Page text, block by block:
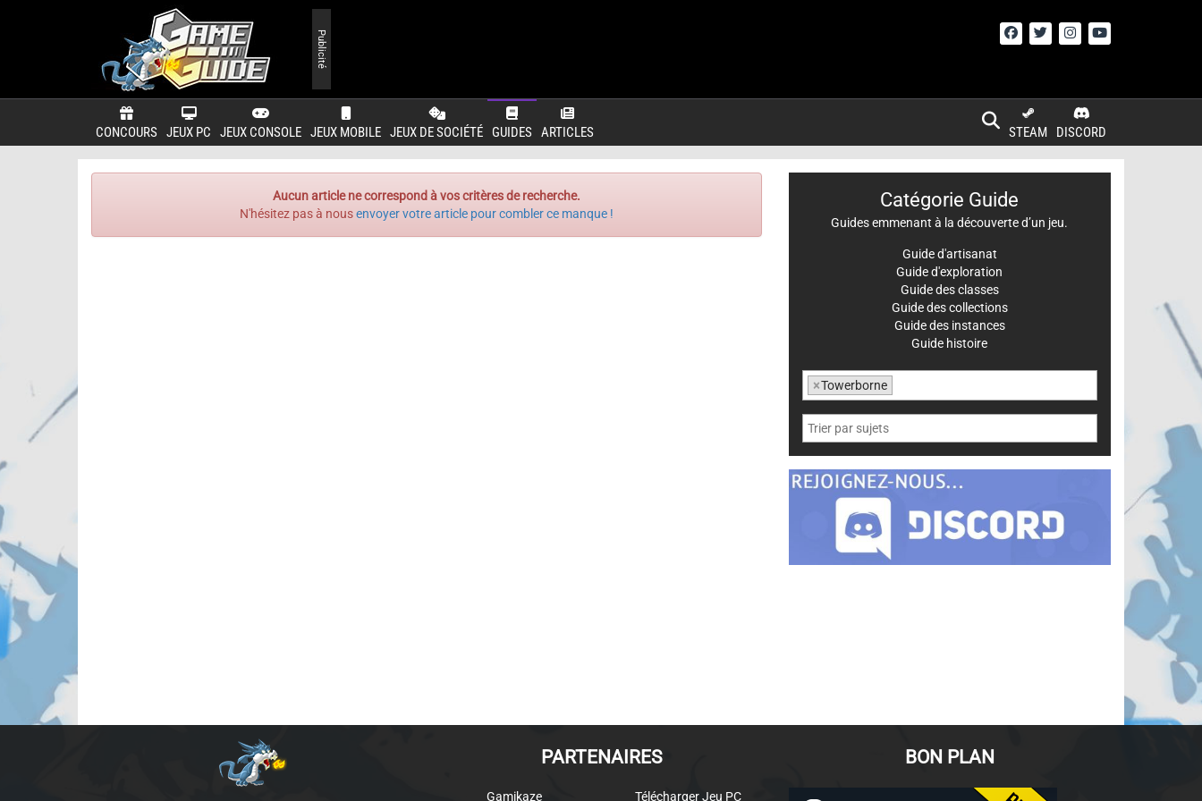
CONCOURS JEUX PC JEUX CONSOLE JEUX MOBILE JEUX DE SOCIÉTÉ GUIDES ARTICLES DISCORD
STEAM
Publicité
Aucun article ne correspond à vos critères de recherche.
N'hésitez pas à nousenvoyer votre article pour combler ce manque !
Catégorie Guide
Guides emmenant à la découverte d’un jeu.
Guide d'artisanat
Guide d'exploration
Guide des classes
Guide des collections
Guide des instances
Guide histoire
×Towerborne
PARTENAIRES
Gamikaze Télécharger Jeu PC
BON PLAN